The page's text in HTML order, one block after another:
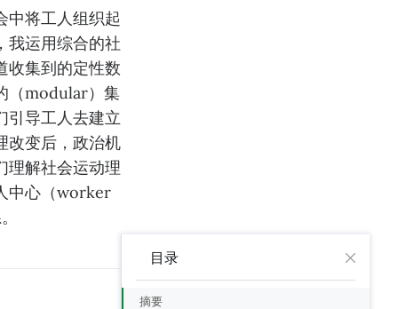
中将工人组织起
我运用综合的社
收集到的定性数
（modular）集
引导工人去建立
改变后，政治机
理解社会运动理
中心（worker
目录
摘要